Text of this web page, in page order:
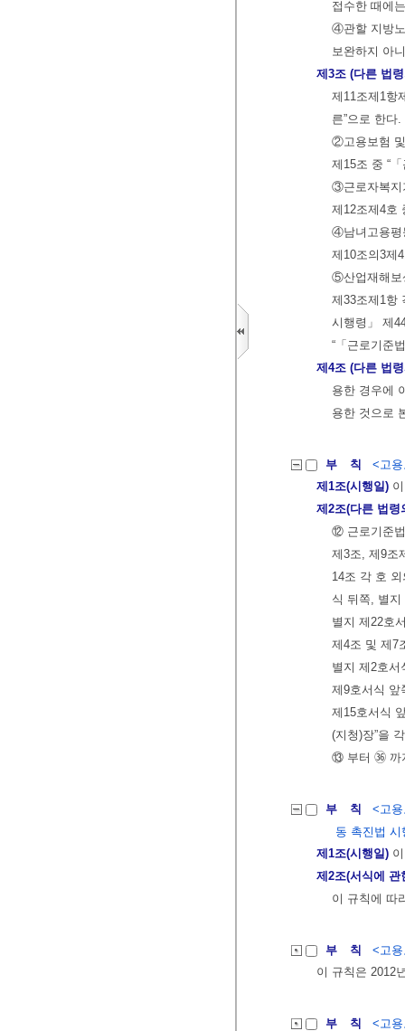
접수한 때에
④관할 지방노
보완하지 아
제3조 (다른 법
제11조제1항
른”으로 한다.
②고용보험
제15조 중 “
③근로자복지
제12조제4호
④남녀고용평
제10조의3제
⑤산업재해보
제33조제1항
시행령」 제
“「근로기준
제4조 (다른 법
용한 경우에
용한 것으로
부 칙
<고
제1조(시행일)
제2조(다른 법령
⑫ 근로기준
제3조, 제9조
14조 각 호
식 뒤쪽, 별
별지 제22호
제4조 및 제7
별지 제2호
제9호서식 앞
제15호서식
(지청)장”을
⑬ 부터 ㊱ 까
부 칙
<고
동 촉진법
제1조(시행일)
제2조(서식에 관
이 규칙에 따
부 칙
<고
이 규칙은 2012
부 칙
<고